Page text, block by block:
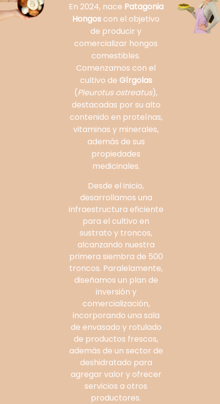
En 2024, nace Patagonia
Hongoscon el objetivo
de producir y
comercializar hongos
comestibles.
Comenzamos con el
cultivo de Gírgolas
(Pleurotus ostreatus),
destacadas por su alto
contenido en proteínas,
vitaminas y minerales,
además de sus
propiedades
medicinales.
Desde el inicio,
desarrollamos una
infraestructura eficiente
para el cultivo en
sustrato y troncos,
alcanzando nuestra
primera siembra de 500
troncos. Paralelamente,
diseñamos un plan de
inversión y
comercialización,
incorporando una sala
de envasado y rotulado
de productos frescos,
además de un sector de
deshidratado para
agregar valor y ofrecer
servicios a otros
productores.